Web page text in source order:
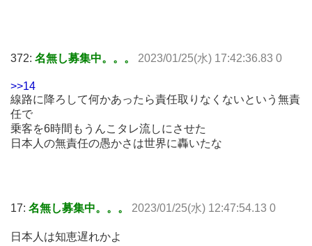
372: 名無し募集中。。。 2023/01/25(水) 17:42:36.83 0
>>14
線路に降ろして何かあったら責任取りなくないという無責
任で
乗客を6時間もうんこタレ流しにさせた
日本人の無責任の愚かさは世界に轟いたな
17: 名無し募集中。。。 2023/01/25(水) 12:47:54.13 0
日本人は知恵遅れかよ